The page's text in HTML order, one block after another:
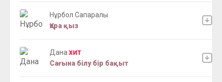
Нұрбол Сапаралы
Қара қыз
Дана ХИТ
Сағына білу бір бақыт